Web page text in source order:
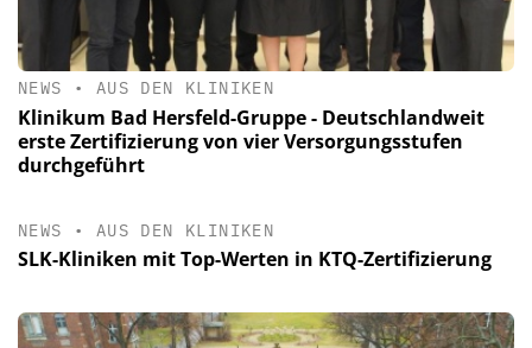
NEWS • AUS DEN KLINIKEN
Klinikum Bad Hersfeld-Gruppe - Deutschlandweit
erste Zertifizierung von vier Versorgungsstufen
durchgeführt
NEWS • AUS DEN KLINIKEN
SLK-Kliniken mit Top-Werten in KTQ-Zertifizierung